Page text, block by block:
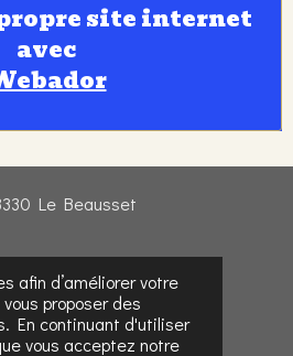
afin d’améliorer votre
proposer des
En continuant d'utiliser
vous acceptez notre
site internet
avec
Le Beausset